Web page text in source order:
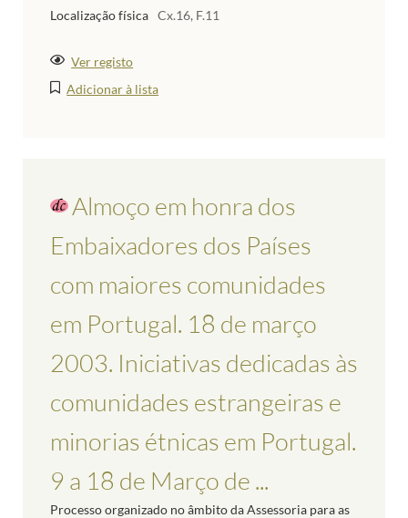
Localização física Cx.16, F.11
Ver registo
Adicionar à lista
Almoço em honra dos
Embaixadores dos Países
com maiores comunidades
em Portugal. 18 de março
2003. Iniciativas dedicadas às
comunidades estrangeiras e
minorias étnicas em Portugal.
9 a 18 de Março de ...
Processo organizado no âmbito da Assessoria para as